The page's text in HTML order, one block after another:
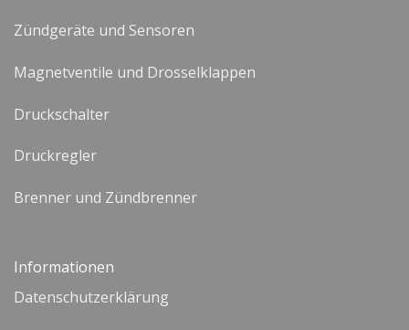
Zündgeräte und Sensoren
Magnetventile und Drosselklappen
Druckschalter
Druckregler
Brenner und Zündbrenner
Informationen
Datenschutzerklärung